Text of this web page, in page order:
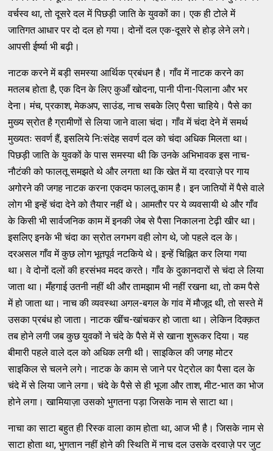
वर्चस्व था, तो दूसरे दल में पिछड़ी जाति के युवकों का। एक ही टोले में
जातिगत आधार पर दो दल हो गया। दोनों दल एक-दूसरे से होड़ लेने लगे।
आपसी ईर्ष्या भी बढ़ी।
नाटक करने में बड़ी समस्या आर्थिक प्रबंधन है। गाँव में नाटक करने का
मतलब होता है, एक दिन के लिए कुआँ खोदना, पानी पीना-पिलाना और भर
देना। मंच, प्रकाश, मेकअप, साउंड, नाच सबके लिए पैसा चाहिये। पैसे का
मुख्य स्रोत है ग्रामीणों से लिया जाने वाला चंदा। गाँव में चंदा देने में समर्थ
मुख्यतः सवर्ण हैं, इसलिये निःसंदेह सवर्ण दल को चंदा अधिक मिलता था।
पिछड़ी जाति के युवकों के पास समस्या थी कि उनके अभिभावक इस नाच-
नौटंकी को फालतू समझते थे और लगता था कि खेत में या दरवाज़े पर गाय
अगोरने की जगह नाटक करना एकदम फालतू काम है। इन जातियों में पैसे वाले
लोग भी इन्हें चंदा देने को तैयार नहीं थे। आमतौर पर ये व्यवसायी थे और गाँव
के किसी भी सार्वजनिक काम में इनकी जेब से पैसा निकालना टेढ़ी खीर था।
इसलिए इनके भी चंदा का स्रोत लगभग वही लोग थे, जो पहले दल के।
दरअसल गाँव में कुछ लोग भूतपूर्व नटकिये थे। इन्हें चिह्नित कर लिया गया
था। वे दोनों दलों की हरसंभव मदद करते। गाँव के दुकानदारों से चंदा ले लिया
जाता था। मँहगाई उतनी नहीं थी और तामझाम भी नहीं रखना था, तो कम पैसे
में हो जाता था। नाच की व्यवस्था अगल-बगल के गांव में मौजूद थी, तो सस्ते में
उसका प्रबंध हो जाता। नाटक खींच-खांचकर हो जाता था। लेकिन दिक्क़त
तब होने लगी जब कुछ युवकों ने चंदे के पैसे में से खाना शुरूकर दिया। यह
बीमारी पहले वाले दल को अधिक लगी थी। साइकिल की जगह मोटर
साइकिल से चलने लगे। नाटक के काम से जाने पर पेट्रोल का पैसा दल के
चंदे में से लिया जाने लगा। चंदे के पैसे से ही भूजा और ताश, मीट-भात का भोज
होने लगा। खामियाज़ा उसको भुगतना पड़ा जिसके नाम से साटा था।
नाचा का साटा बहुत ही रिस्क वाला काम होता था, आज भी है। जिसके नाम से
साटा होता था, भुगतान नहीं होने की स्थिति में नाच दल उसके दरवाज़े पर जुट